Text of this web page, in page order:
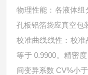
物理性能：各液体
孔板铝箔袋应真空包
校准曲线线性：校
等于 0.9900。精密
间变异系数 CV%小于